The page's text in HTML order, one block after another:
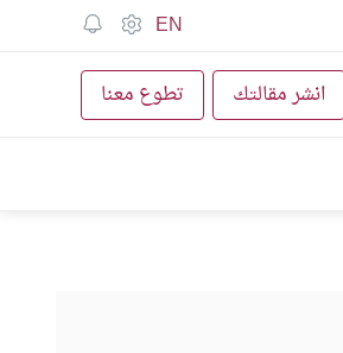
EN
انشر مقالتك تطوع معنا